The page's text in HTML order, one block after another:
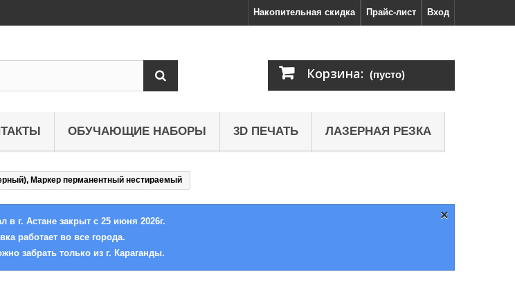
Вход
Прайс-лист
Накопительная скидка
Корзина: (пусто)
ОБУЧАЮЩИЕ НАБОРЫ 3D ПЕЧАТЬ ЛАЗЕРНАЯ РЕЗКА
Маркер перманентный нестираемый
×
в г. Астане закрыт с 25 июня 2026г.
работает во все города.
забрать только из г. Караганды.